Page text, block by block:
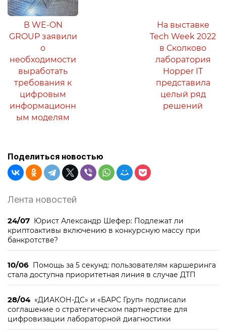
В WE-ON
GROUP заявили
о
необходимости
выработать
требования к
цифровым
информационн
ым моделям
На выставке
Tech Week 2022
в Сколково
лаборатория
Hopper IT
представила
целый ряд
решений
Поделиться новостью
Лента новостей
24/07 Юрист Александр Шефер: Подлежат ли
криптоактивы включению в конкурсную массу при
банкротстве?
10/06 Помощь за 5 секунд: пользователям каршеринга
стала доступна приоритетная линия в случае ДТП
28/04 «ДИАКОН-ДС» и «БАРС Груп» подписали
соглашение о стратегическом партнерстве для
цифровизации лабораторной диагностики